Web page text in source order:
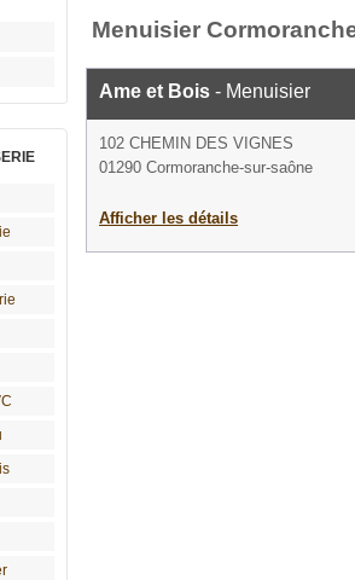
Menuisier
Ame et Bois - Menuisier
102 CHEMIN DES VIGNES
01290 Cormoranche-sur-saône
Afficher les détails